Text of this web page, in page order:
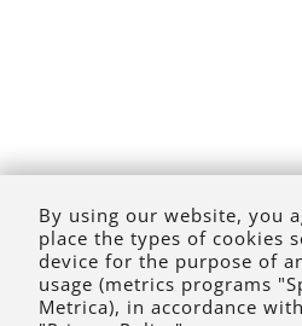
By using our website, you
place the types of cookies
device for the purpose of
usage (metrics programs
Metrica), in accordance